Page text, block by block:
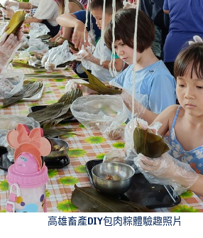
高雄畜產DIY包肉粽體驗趣照片